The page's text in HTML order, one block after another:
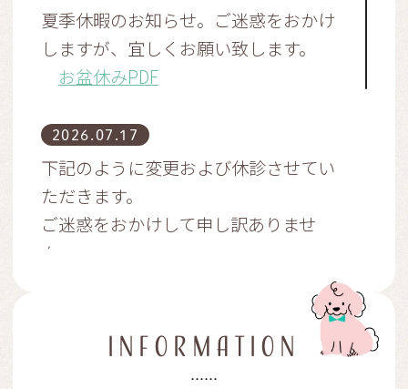
夏季休暇のお知らせ。ご迷惑をおかけ
しますが、宜しくお願い致します。
お盆休みPDF
2026.07.17
下記のように変更および休診させてい
ただきます。
ご迷惑をおかけして申し訳ありませ
ん。
INFORMATION